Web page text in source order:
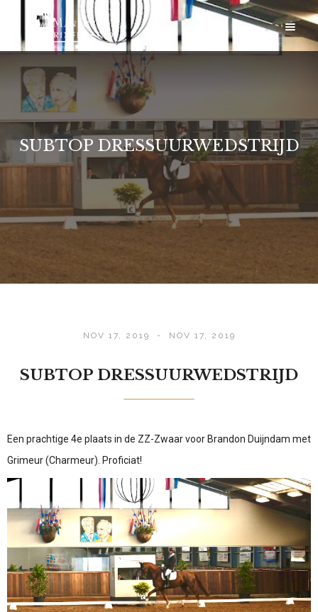
SUBTOP DRESSUURWEDSTRIJD
NOV 17, 2019 - NOV 17, 2019
SUBTOP DRESSUURWEDSTRIJD
Een prachtige 4e plaats in de ZZ-Zwaar voor Brandon Duijndam met
Grimeur (Charmeur). Proficiat!